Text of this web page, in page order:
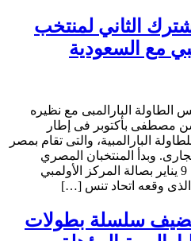
الثاني لمنتخب
مع السعودية
البارالمبى مع نظيره
مصطفى بأكتوبر فى إطار
البارالمبية، والتى تقام بمصر
24 إلى 27 يناير الجارى. وبدأ المنتخبان المصري
والسعودي معسكر مشترك يوم 9 يناير بصالة المركز الأولمبي
الذى وقعه اتحاد تنس […]
سلسلة بطولات